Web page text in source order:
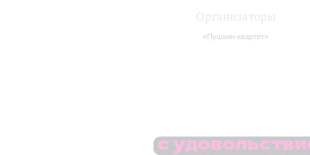
«Пушкин-квартет»